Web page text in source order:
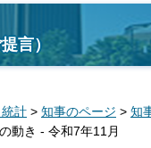
言）
計 > 知事のページ > 知
動き - 令和7年11月